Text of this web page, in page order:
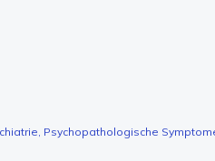
Psychopathologische